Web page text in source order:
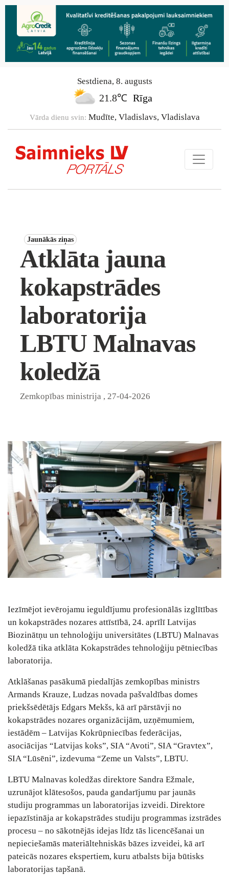
Sestdiena, 8. augusts
21.8℃ Rīga
Vārda dienu svin: Mudīte, Vladislavs, Vladislava
Jaunākās ziņas
Atklāta jauna
kokapstrādes
laboratorija
LBTU Malnavas
koledžā
Zemkopības ministrija , 27-04-2026
Iezīmējot ievērojamu ieguldījumu profesionālās izglītības
un kokapstrādes nozares attīstībā, 24. aprīlī Latvijas
Biozinātņu un tehnoloģiju universitātes (LBTU) Malnavas
koledžā tika atklāta Kokapstrādes tehnoloģiju pētniecības
laboratorija.
Atklāšanas pasākumā piedalījās zemkopības ministrs
Armands Krauze, Ludzas novada pašvaldības domes
priekšsēdētājs Edgars Mekšs, kā arī pārstāvji no
kokapstrādes nozares organizācijām, uzņēmumiem,
iestādēm – Latvijas Kokrūpniecības federācijas,
asociācijas “Latvijas koks”, SIA “Avoti”, SIA “Gravtex”,
SIA “Lūsēni”, izdevuma “Zeme un Valsts”, LBTU.
LBTU Malnavas koledžas direktore Sandra Ežmale,
uzrunājot klātesošos, pauda gandarījumu par jaunās
studiju programmas un laboratorijas izveidi. Direktore
iepazīstināja ar kokapstrādes studiju programmas izstrādes
procesu – no sākotnējās idejas līdz tās licencēšanai un
nepieciešamās materiāltehniskās bāzes izveidei, kā arī
pateicās nozares ekspertiem, kuru atbalsts bija būtisks
laboratorijas tapšanā.